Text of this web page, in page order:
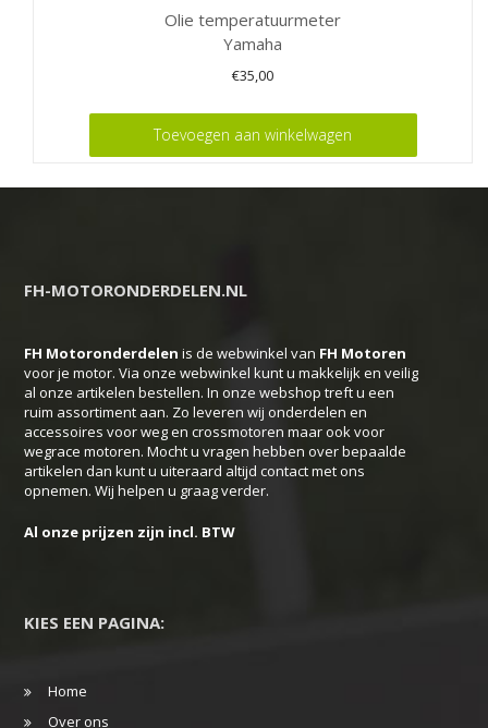
Olie temperatuurmeter
Yamaha
€35,00
Toevoegen aan winkelwagen
FH-MOTORONDERDELEN.NL
FH Motoronderdelen is de webwinkel van FH Motoren
voor je motor. Via onze webwinkel kunt u makkelijk en veilig
al onze artikelen bestellen. In onze webshop treft u een
ruim assortiment aan. Zo leveren wij onderdelen en
accessoires voor weg en crossmotoren maar ook voor
wegrace motoren. Mocht u vragen hebben over bepaalde
artikelen dan kunt u uiteraard altijd contact met ons
opnemen. Wij helpen u graag verder.
Al onze prijzen zijn incl. BTW
KIES EEN PAGINA:
Home
Over ons